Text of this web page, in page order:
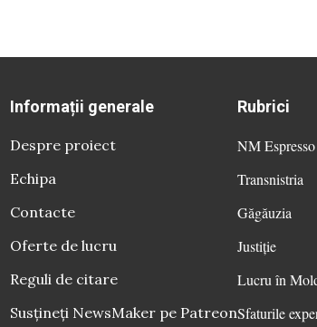
Informații generale
Despre proiect
Echipa
Contacte
Oferte de lucru
Reguli de citare
Susțineți NewsMaker pe Patreon
Rubrici
NM Espresso
Transnistria
Găgăuzia
Justiție
Lucru în
Sfaturile